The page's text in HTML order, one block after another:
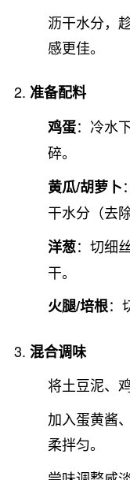
沥干水分，
感更佳。
准备配料
鸡蛋：冷水
碎。
黄瓜/胡萝卜
干水分（去
洋葱：切细
干。
火腿/培根：
混合调味
将土豆泥、
加入蛋黄酱
柔拌匀。